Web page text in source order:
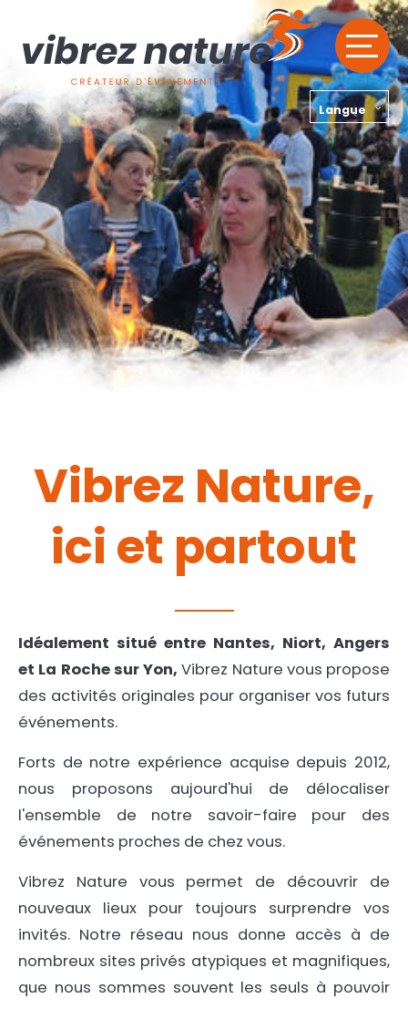
Langue
Vibrez Nature,
ici et partout
Idéalement situé entre Nantes, Niort, Angers
et La Roche sur Yon,Vibrez Nature vous propose
des activités originales pour organiser vos futurs
événements.
Forts de notre expérience acquise depuis 2012,
nous proposons aujourd'hui de délocaliser
l'ensemble de notre savoir-faire pour des
événements proches de chez vous.
Vibrez Nature vous permet de découvrir de
nouveaux lieux pour toujours surprendre vos
invités. Notre réseau nous donne accès à de
nombreux sites privés atypiques et magnifiques,
que nous sommes souvent les seuls à pouvoir